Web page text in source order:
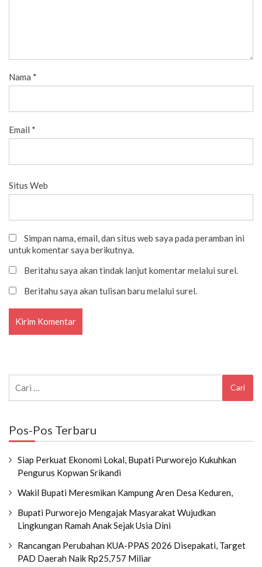
Nama *
Email *
Situs Web
Simpan nama, email, dan situs web saya pada peramban ini
untuk komentar saya berikutnya.
Beritahu saya akan tindak lanjut komentar melalui surel.
Beritahu saya akan tulisan baru melalui surel.
untuk:
Pos-Pos Terbaru
Siap Perkuat Ekonomi Lokal, Bupati Purworejo Kukuhkan
Pengurus Kopwan Srikandi
Wakil Bupati Meresmikan Kampung Aren Desa Keduren,
Bupati Purworejo Mengajak Masyarakat Wujudkan
Lingkungan Ramah Anak Sejak Usia Dini
Rancangan Perubahan KUA-PPAS 2026 Disepakati, Target
PAD Daerah Naik Rp25,757 Miliar